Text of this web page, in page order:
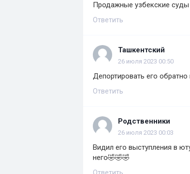
Продажные узбекские суды
Ответить
Ташкентский
26 июля 2023 00:50
Депортировать его обратно
Ответить
Родственники
26 июля 2023 00:03
Видил его выступления в
него🤣🤣🤣